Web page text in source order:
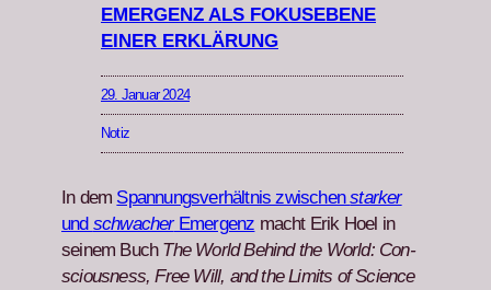
EMERGENZ ALS FOKUSEBENE
EINER ERKLÄRUNG
29. Januar 2024
Notiz
In dem Span­nungsver­hält­nis zwis­chenstark­er
und schwach­erEmer­genz macht Erik Hoel in
seinem Buch The World Behind the World: Con­
scious­ness, Free Will, and the Lim­its of Sci­ence